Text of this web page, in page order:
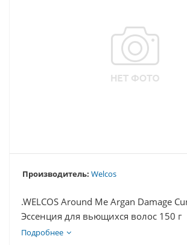
Производитель: Welcos
.WELCOS Around Me Argan Damage
Эссенция для вьющихся волос 150 г
Подробнее